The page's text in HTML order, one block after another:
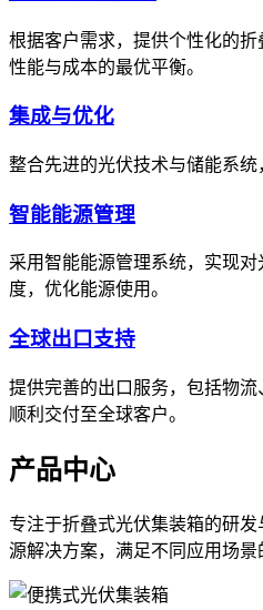
根据客户需求，提供个性化的
性能与成本的最优平衡。
集成与优化
整合先进的光伏技术与储能系统
智能能源管理
采用智能能源管理系统，实现
度，优化能源使用。
全球出口支持
提供完善的出口服务，包括物
顺利交付至全球客户。
产品中心
专注于折叠式光伏集装箱的研
源解决方案，满足不同应用场景